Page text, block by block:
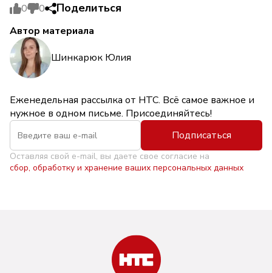
0 0 Поделиться
Автор материала
Шинкарюк Юлия
Еженедельная рассылка от НТС. Всё самое важное и
нужное в одном письме. Присоединяйтесь!
Подписаться
Оставляя свой e-mail, вы даете свое согласие на
сбор, обработку и хранение ваших персональных данных